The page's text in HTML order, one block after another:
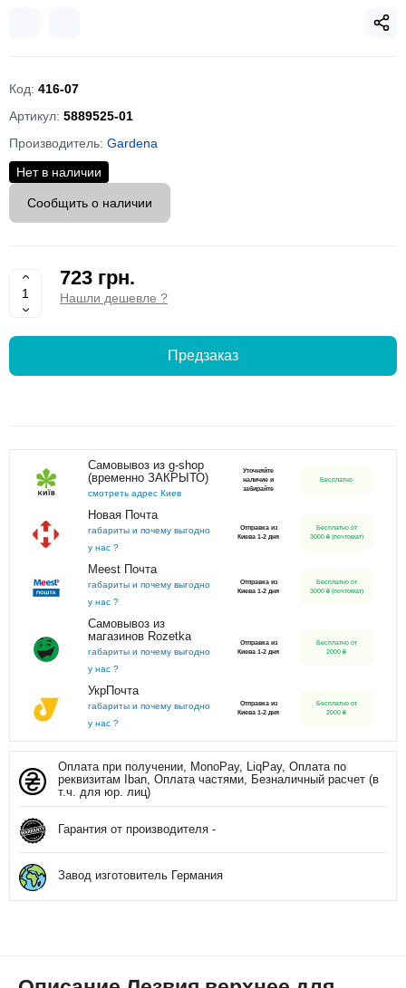
Код: 416-07
Артикул: 5889525-01
Производитель: Gardena
Нет в наличии
Сообщить о наличии
723 грн.
Нашли дешевле ?
Предзаказ
Самовывоз из g-shop
(временно ЗАКРЫТО)
смотреть адрес Киев
Уточняйте
наличие и
забирайте
Бесплатно
Новая Почта
габариты и почему выгодно
у нас ?
Отправка из
Киева 1-2 дня
Бесплатно от
3000 ₴ (почтомат)
Meest Почта
габариты и почему выгодно
у нас ?
Отправка из
Киева 1-2 дня
Бесплатно от
3000 ₴ (почтомат)
Самовывоз из
магазинов Rozetka
габариты и почему выгодно
у нас ?
Отправка из
Киева 1-2 дня
Бесплатно от
2000 ₴
УкрПочта
габариты и почему выгодно
у нас ?
Отправка из
Киева 1-2 дня
Бесплатно от
2000 ₴
Оплата при получении, MonoPay, LiqPay, Оплата по
реквизитам Iban, Оплата частями, Безналичный расчет (в
т.ч. для юр. лиц)
Гарантия от производителя -
Завод изготовитель Германия